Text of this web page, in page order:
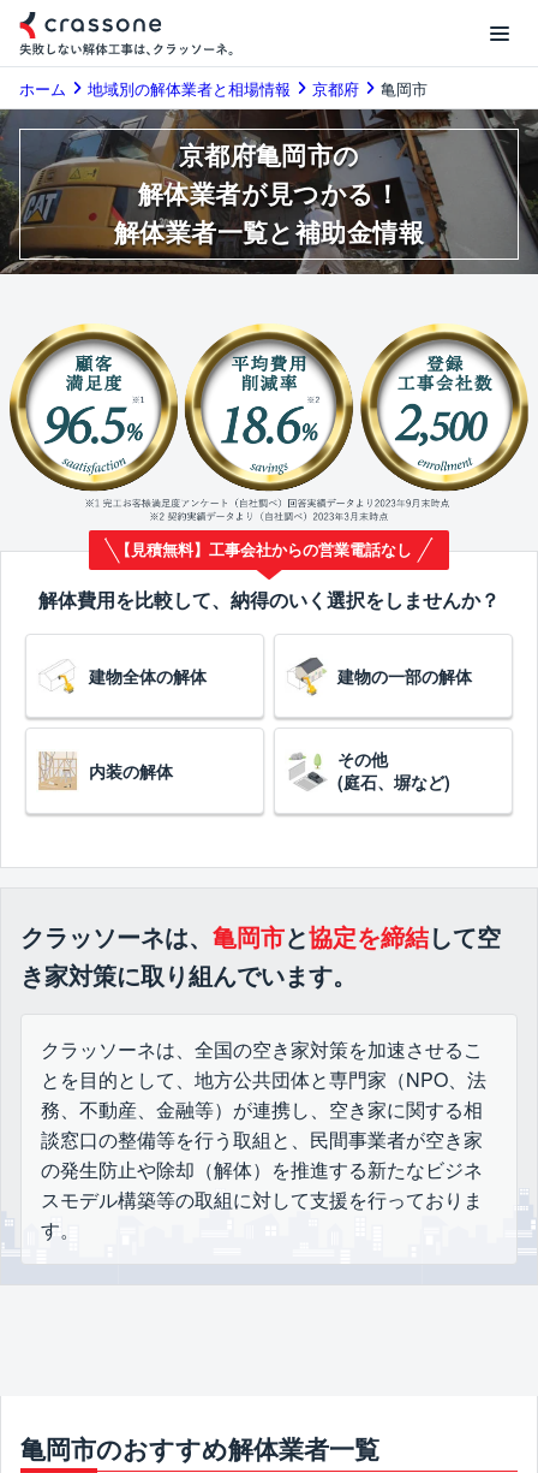
ホーム 地域別の解体業者と相場情報 京都府 亀岡市
京都府亀岡市の
解体業者が見つかる！
解体業者一覧と補助金情報
【見積無料】工事会社からの営業電話なし
解体費用を比較して、納得のいく選択をしませんか？
建物全体の解体 建物の一部の解体
内装の解体
その他
(庭石、塀など)
クラッソーネは、 亀岡市と協定を締結して空
き家対策に取り組んでいます。
クラッソーネは、全国の空き家対策を加速させるこ
とを目的として、地方公共団体と専門家（NPO、法
務、不動産、金融等）が連携し、空き家に関する相
談窓口の整備等を行う取組と、民間事業者が空き家
の発生防止や除却（解体）を推進する新たなビジネ
スモデル構築等の取組に対して支援を行っておりま
す。
亀岡市のおすすめ解体業者一覧